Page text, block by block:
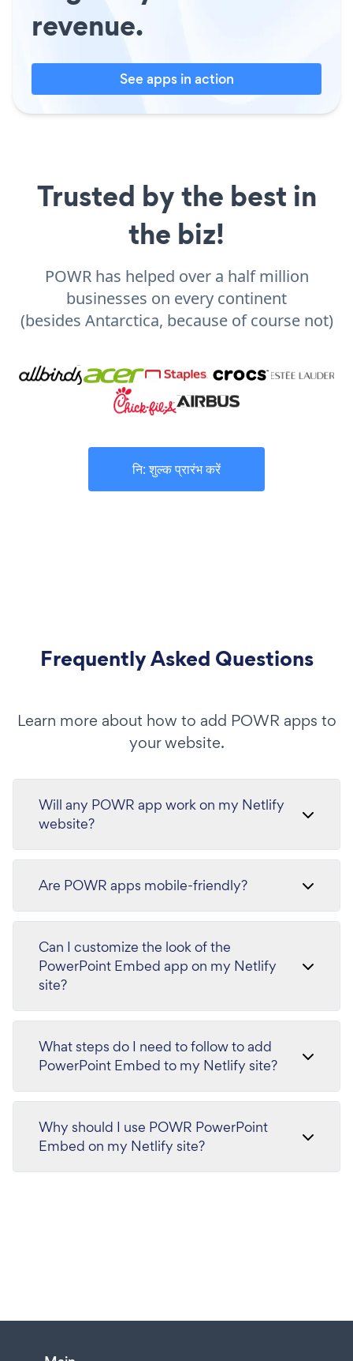
revenue.
See apps in action
Trusted by the best in
the biz!
POWR has helped over a half million
businesses on every continent
(besides Antarctica, because of course not)
नि: शुल्क प्रारंभ करें
Frequently Asked Questions
Learn more about how to add POWR apps to
your website.
Will any POWR app work on my Netlify
website?
Are POWR apps mobile-friendly?
Can I customize the look of the
PowerPoint Embed app on my Netlify
site?
What steps do I need to follow to add
PowerPoint Embed to my Netlify site?
Why should I use POWR PowerPoint
Embed on my Netlify site?